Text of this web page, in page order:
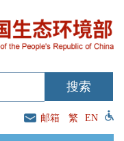
邮箱 繁 EN